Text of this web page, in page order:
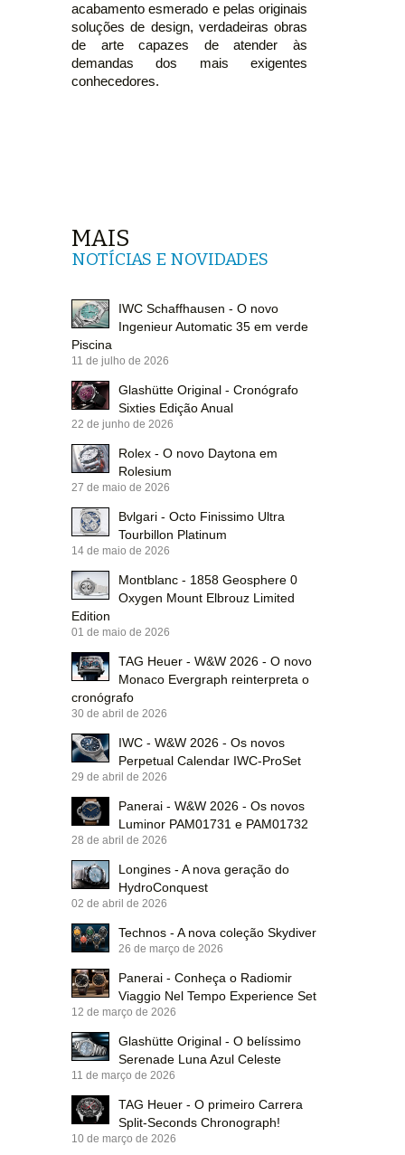
acabamento esmerado e pelas originais
soluções de design, verdadeiras obras
de arte capazes de atender às
demandas dos mais exigentes
conhecedores.
MAIS
NOTÍCIAS E NOVIDADES
IWC Schaffhausen - O novo
Ingenieur Automatic 35 em verde
Piscina
11 de julho de 2026
Glashütte Original - Cronógrafo
Sixties Edição Anual
22 de junho de 2026
Rolex - O novo Daytona em
Rolesium
27 de maio de 2026
Bvlgari - Octo Finissimo Ultra
Tourbillon Platinum
14 de maio de 2026
Montblanc - 1858 Geosphere 0
Oxygen Mount Elbrouz Limited
Edition
01 de maio de 2026
TAG Heuer - W&W 2026 - O novo
Monaco Evergraph reinterpreta o
cronógrafo
30 de abril de 2026
IWC - W&W 2026 - Os novos
Perpetual Calendar IWC-ProSet
29 de abril de 2026
Panerai - W&W 2026 - Os novos
Luminor PAM01731 e PAM01732
28 de abril de 2026
Longines - A nova geração do
HydroConquest
02 de abril de 2026
Technos - A nova coleção Skydiver
26 de março de 2026
Panerai - Conheça o Radiomir
Viaggio Nel Tempo Experience Set
12 de março de 2026
Glashütte Original - O belíssimo
Serenade Luna Azul Celeste
11 de março de 2026
TAG Heuer - O primeiro Carrera
Split-Seconds Chronograph!
10 de março de 2026